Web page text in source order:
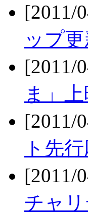
[2011/
ップ更
[2011/
ま」
[2011/
ト先
[2011/
チャ